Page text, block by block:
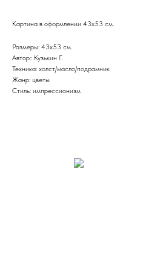
Картина в оформлении 43х53 см.
Размеры: 43х53 см.
Автор:: Кузькин Г.
Техника: холст/масло/подрамник
Жанр: цветы
Стиль: импрессионизм